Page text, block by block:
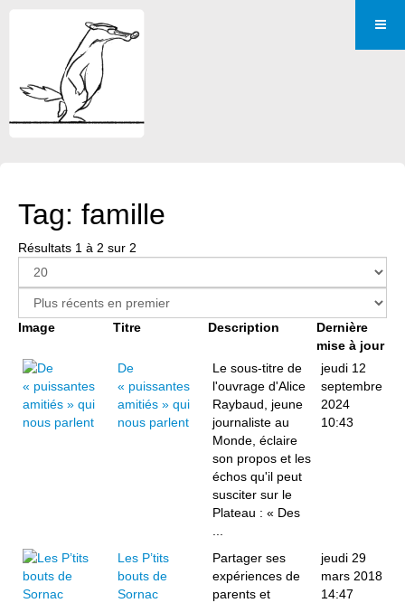
Tag: famille
Résultats 1 à 2 sur 2
Image Titre Description
Dernière
mise à jour
De
« puissantes
amitiés » qui
nous parlent
Le sous-titre de
l'ouvrage d'Alice
Raybaud, jeune
journaliste au
Monde, éclaire
son propos et les
échos qu'il peut
susciter sur le
Plateau : « Des
jeudi 12
septembre
2024
10:43
Les P’tits
bouts de
Sornac
Partager ses
expériences de
parents et
jeudi 29
mars 2018
14:47